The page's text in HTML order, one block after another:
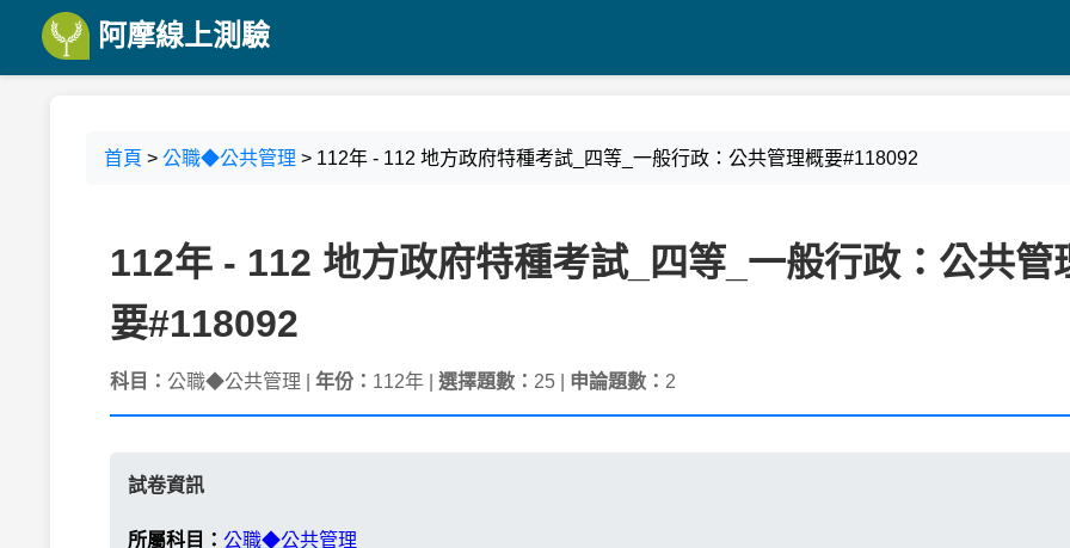
阿摩線上測驗
首頁 > 公職◆公共管理 > 112年 - 112 地方政府特種考試_四等_一般行政：公共管理概要#118092
112年 - 112 地方政府特種考試_四等_一般行政：公共管
要#118092
科目： 公職◆公共管理 | 年份： 112年 | 選擇題數： 25 | 申論題數： 2
試卷資訊
所屬科目： 公職◆公共管理